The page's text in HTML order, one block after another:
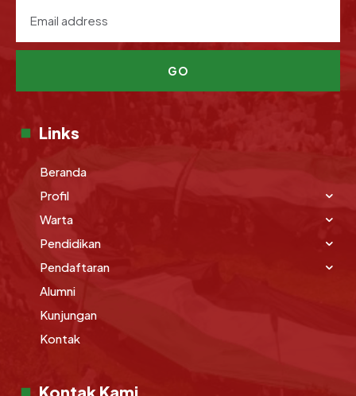
GO
Links
Beranda
Profil
Warta
Pendidikan
Pendaftaran
Alumni
Kunjungan
Kontak
Kontak Kami